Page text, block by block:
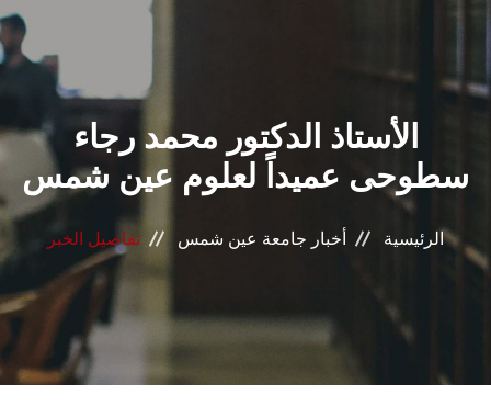
عن الجامعة
القطاعـات
الشئون الأكاديمية
البحث العلمي
الرعاية الصحية
المراكز والوحدات
الأنظمة الذكية
الأستاذ الدكتور محمد رجاء
سطوحى عميداً لعلوم عين شمس
الرئيسية أخبار جامعة عين شمس تفاصيل الخبر